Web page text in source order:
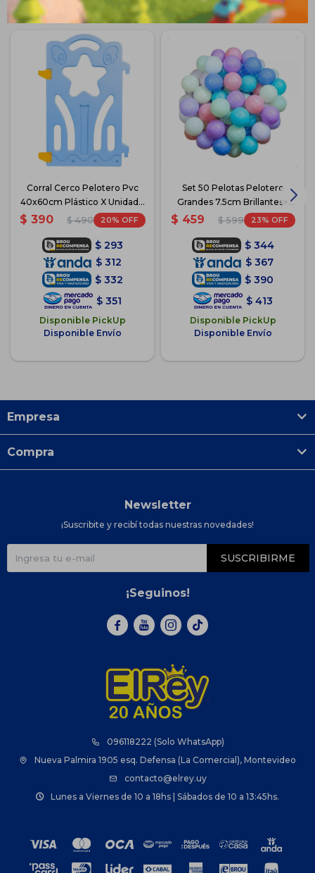
Productos que te pueden interesar
Corral Cerco Pelotero Pvc
40x60cm Plástico X Unidad -
Azul
$ 390 $ 490 20
$ 293
$ 312
$ 332
$ 351
Disponible PickUp
Disponible Envío
Set 50 Pelotas Pelotero
Grandes 7.5cm Brillantes+
Red - Pastel
$ 459 $ 599 23
$ 344
$ 367
$ 390
$ 413
Disponible PickUp
Disponible Envío
096118222 (Solo WhatsApp)
Nueva Palmira 1905 esq. Defensa (La Comercial), Montevideo
contacto@elrey.uy
Lunes a Viernes de 10 a 18hs | Sábados de 10 a 13:45hs.
Empresa
Compra
Newsletter
¡Suscribite y recibí todas nuestras novedades!
SUSCRIBIRME
¡Seguinos!
  